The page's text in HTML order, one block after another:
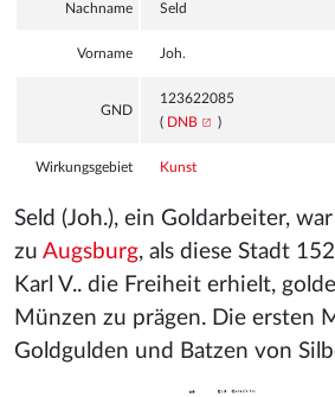
Nachname Seld
Vorname Joh.
GND
123622085
( DNB )
Wirkungsgebiet Kunst
Seld (Joh.), ein Goldarbeiter,
zu Augsburg, als diese Stadt
Karl V.. die Freiheit erhielt,
Münzen zu prägen. Die ersten
Goldgulden und Batzen von